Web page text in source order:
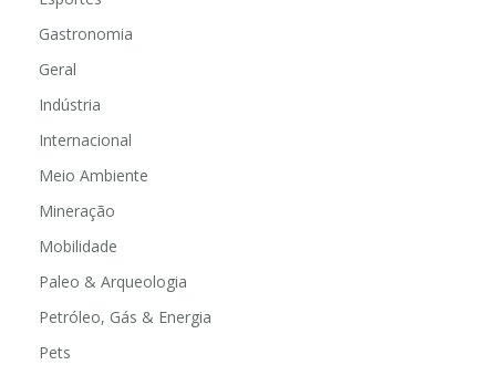
Gastronomia
Geral
Indústria
Internacional
Meio Ambiente
Mineração
Mobilidade
Paleo & Arqueologia
Petróleo, Gás & Energia
Pets